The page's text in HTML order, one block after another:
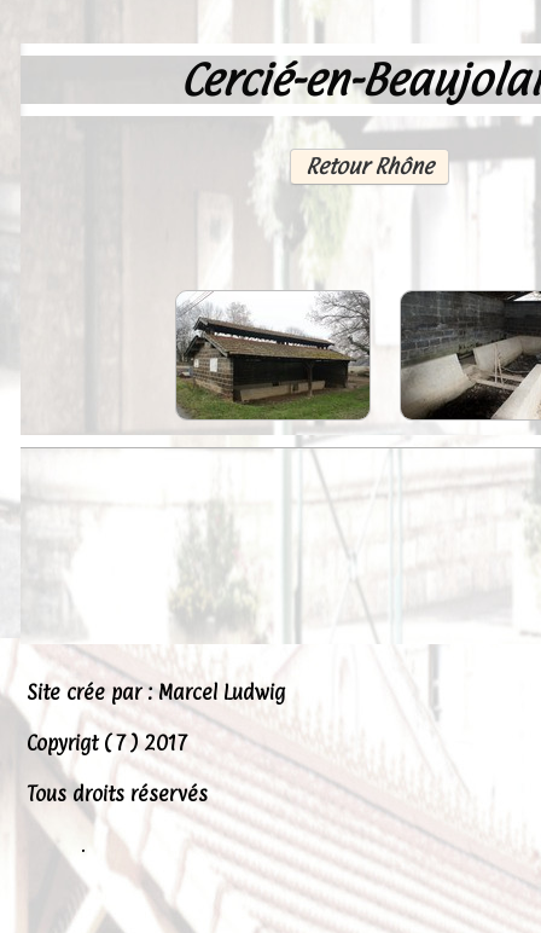
Videos--Lavoirs
Outils-des-Lavandières
Cartes Postales-Anciennes et
Peintures
Presse
Liens
Cercié-en-
Retour Rhône
Site crée par : Marcel Ludwig
Copyrigt ( 7 ) 2017
Tous droits réservés
.